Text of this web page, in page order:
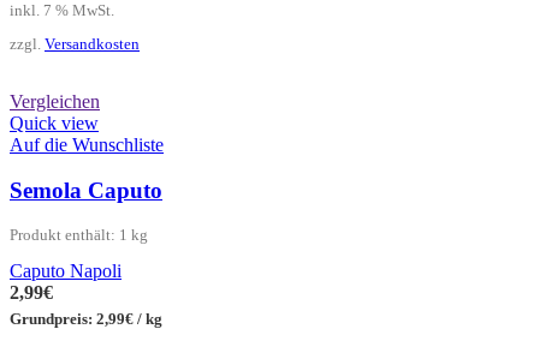
inkl. 7 % MwSt.
zzgl. Versandkosten
Vergleichen
Quick view
Auf die Wunschliste
Semola Caputo
Produkt enthält: 1 kg
Caputo Napoli
2,99€
Grundpreis: 2,99€ / kg